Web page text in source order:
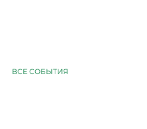
ВСЕ СОБЫТИЯ